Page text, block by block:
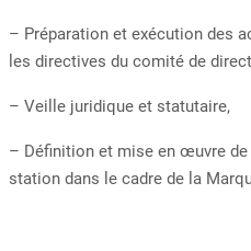
– Préparation et exécution des
les directives du comité de
– Veille juridique et statutaire,
– Définition et mise en œuvre
station dans le cadre de la